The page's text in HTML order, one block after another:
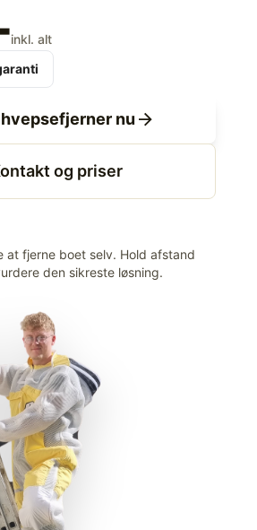
inkl. alt
nu arrow_forward
og priser
at fjerne boet selv. Hold afstand
den sikreste løsning.